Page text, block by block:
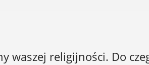
waszej religijności. Do